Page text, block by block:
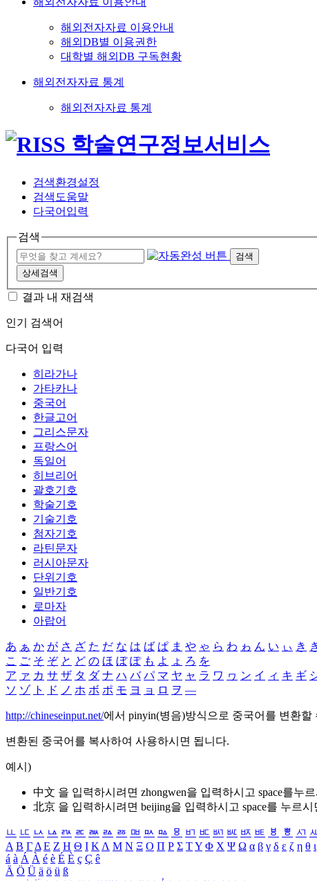
해외전자자료 이용안내
해외DB별 이용권한
대학별 해외DB 구독현황
해외전자자료 통계
해외전자자료 통계
검색환경설정
검색도움말
다국어입력
검색
검색
상세검색
결과 내 재검색
인기 검색어
다국어 입력
히라가나
가타카나
중국어
한글고어
그리스문자
프랑스어
독일어
히브리어
괄호기호
학술기호
기술기호
첨자기호
라틴문자
러시아문자
단위기호
일반기호
로마자
아랍어
あ ぁ か が さ ざ た だ な は ば ぱ ま や ゃ ら わ ゎ ん い ぃ き
こ ご そ ぞ と ど の ほ ぼ ぽ も よ ょ ろ を
ア ァ カ サ ザ タ ダ ナ ハ バ パ マ ヤ ャ ラ ワ ヮ ン イ ィ キ ギ
ソ ゾ ト ド ノ ホ ボ ポ モ ヨ ョ ロ ヲ ―
http://chineseinput.net/에서 pinyin(병음)방식으로 중국어를 변환할
변환된 중국어를 복사하여 사용하시면 됩니다.
예시)
中文 을 입력하시려면 zhongwen을 입력하시고 space를누
北京 을 입력하시려면 beijing을 입력하시고 space를 누르
ㅥ ㅦ ㅧ ㅨ ㅩ ㅪ ㅫ ㅬ ㅭ ㅮ ㅯ ㅰ ㅱ ㅲ ㅳ ㅴ ㅵ ㅶ ㅷ ㅸ ㅹ ㅺ
Α Β ΓΔ Ε Ζ Η Θ Ι ΚΛ Μ Ν Ξ Ο Π Ρ Σ ΤΥ Φ Χ Ψ Ω α β γ δ ε ζ η θ ι
á à Á À é è É È ç Ç ê
Ä Ö Ü ä ö ü ß